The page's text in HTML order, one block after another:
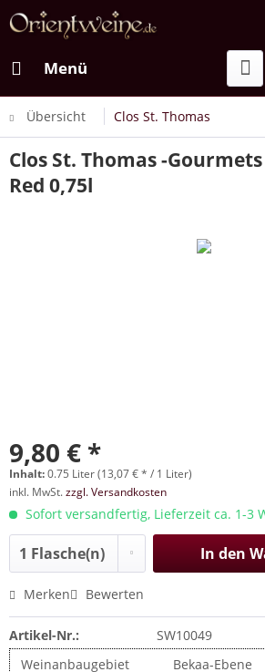
Menü
Übersicht Clos St. Thomas
Clos St. Thomas -
Red 0,75l
9,80 € *
Inhalt:0.75 Liter (13,07 € * / 1 Liter)
inkl. MwSt.zzgl. Versandkosten
Sofort versandfertig, Lieferzeit ca. 1-3
In den
Merken Bewerten
Artikel-Nr.:
SW10049
Weinanbaugebiet
Bekaa-Ebene